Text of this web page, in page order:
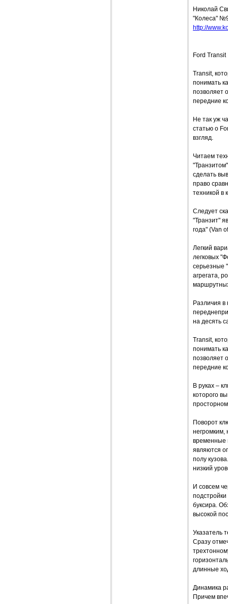
Николай
"Колеса"
http://
Ford Transit
Transit,
понимать
позволяет
передние
Не так уж
статью о
взгляд.
Читаем
сделать
право
техникой в
Следует
"Транзит"
года" (Van
Легкий
легковых
серьезные
агрегата,
Различия в
на десять
Transit,
понимать
позволяет
передние
В руках –
которого
Поворот
негромким,
временные
являются
полу
низкий
И совсем
буксира.
высокой
Указатель
Сразу
длинные
Динамика
Причем